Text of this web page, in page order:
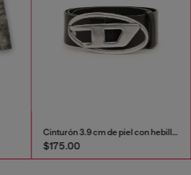
Cinturón 3.9 cm de piel con hebilla en D
$175.00